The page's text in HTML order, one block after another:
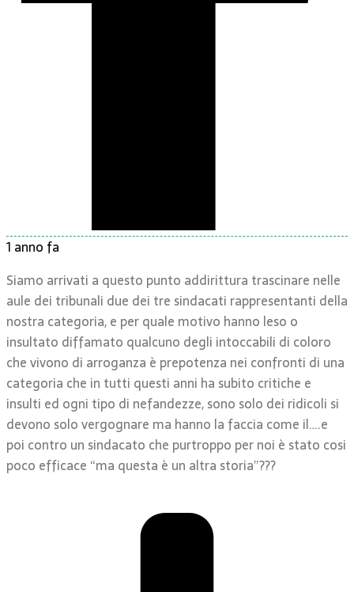
1 anno fa
Siamo arrivati a questo punto addirittura trascinare nelle
aule dei tribunali due dei tre sindacati rappresentanti della
nostra categoria, e per quale motivo hanno leso o
insultato diffamato qualcuno degli intoccabili di coloro
che vivono di arroganza è prepotenza nei confronti di una
categoria che in tutti questi anni ha subito critiche e
insulti ed ogni tipo di nefandezze, sono solo dei ridicoli si
devono solo vergognare ma hanno la faccia come il….e
poi contro un sindacato che purtroppo per noi è stato cosi
poco efficace “ma questa è un altra storia”???